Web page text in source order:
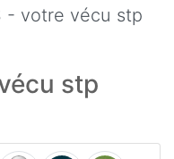
- votre vécu stp
stp